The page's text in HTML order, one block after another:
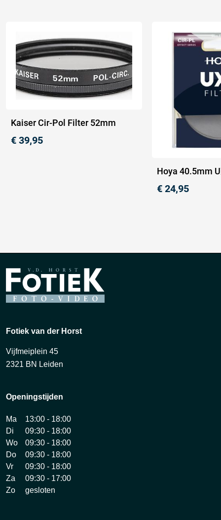
Kaiser Cir-Pol Filter 52mm
€ 39,95
Hoya 40.5mm
€ 24,95
Fotiek van der Horst
Vijfmeiplein 45
2321 BN Leiden
Openingstijden
Ma
13:00 - 18:00
Di
09:30 - 18:00
Wo
09:30 - 18:00
Do
09:30 - 18:00
Vr
09:30 - 18:00
Za
09:30 - 17:00
Zo
gesloten